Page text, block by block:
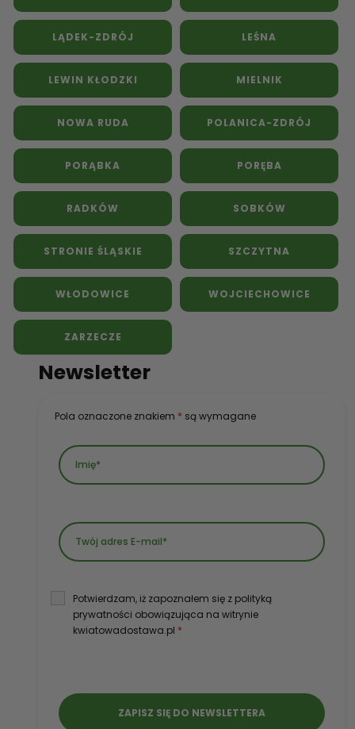
LĄDEK-ZDRÓJ LEŚNA
LEWIN KŁODZKI MIELNIK
NOWA RUDA POLANICA-ZDRÓJ
PORĄBKA PORĘBA
RADKÓW SOBKÓW
STRONIE ŚLĄSKIE SZCZYTNA
WŁODOWICE WOJCIECHOWICE
ZARZECZE
Newsletter
Pola oznaczone znakiem * są wymagane
Potwierdzam, iż zapoznałem się z polityką
prywatności obowiązująca na witrynie
kwiatowadostawa.pl *